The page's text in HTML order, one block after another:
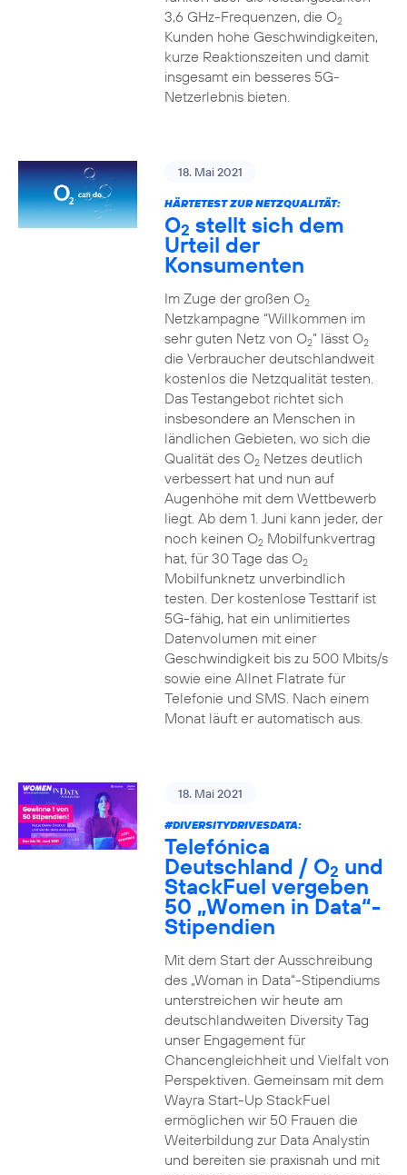
3,6 GHz-Frequenzen, die O2
Kunden hohe Geschwindigkeiten,
kurze Reaktionszeiten und damit
insgesamt ein besseres 5G-
Netzerlebnis bieten.
18. Mai 2021
HÄRTETEST ZUR NETZQUALITÄT:
O2 stellt sich dem
Urteil der
Konsumenten
Im Zuge der großen O2
Netzkampagne “Willkommen im
sehr guten Netz von O2” lässt O2
die Verbraucher deutschlandweit
kostenlos die Netzqualität testen.
Das Testangebot richtet sich
insbesondere an Menschen in
ländlichen Gebieten, wo sich die
Qualität des O2Netzes deutlich
verbessert hat und nun auf
Augenhöhe mit dem Wettbewerb
liegt. Ab dem 1. Juni kann jeder, der
noch keinen O2Mobilfunkvertrag
hat, für 30 Tage das O2
Mobilfunknetz unverbindlich
testen. Der kostenlose Testtarif ist
5G-fähig, hat ein unlimitiertes
Datenvolumen mit einer
Geschwindigkeit bis zu 500 Mbits/s
sowie eine Allnet Flatrate für
Telefonie und SMS. Nach einem
Monat läuft er automatisch aus.
18. Mai 2021
#DIVERSITYDRIVESDATA:
Telefónica
Deutschland / O2 und
StackFuel vergeben
50 „Women in Data“-
Stipendien
Mit dem Start der Ausschreibung
des „Woman in Data“-Stipendiums
unterstreichen wir heute am
deutschlandweiten Diversity Tag
unser Engagement für
Chancengleichheit und Vielfalt von
Perspektiven. Gemeinsam mit dem
Wayra Start-Up StackFuel
ermöglichen wir 50 Frauen die
Weiterbildung zur Data Analystin
und bereiten sie praxisnah und mit